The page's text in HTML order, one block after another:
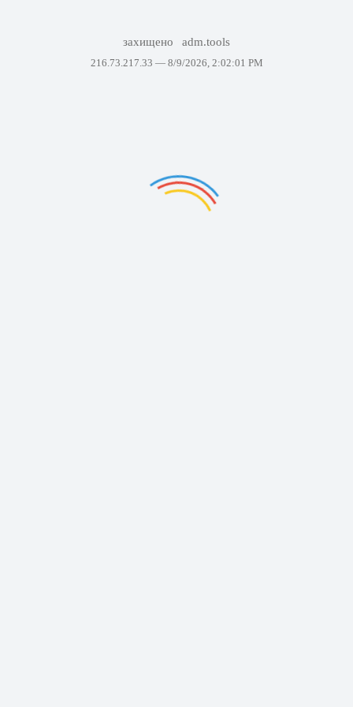
захищено adm.tools
216.73.217.33 — 8/9/2026, 2:02:01 PM